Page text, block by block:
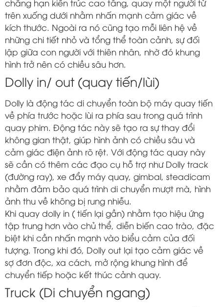
chẳng hạn kiến trúc cao tầng, quay một người từ
trên xuống dưới nhằm nhấn mạnh cảm giác về
kích thước. Ngoài ra nó cũng tạo mỗi liên hệ về
những chi tiết nhỏ và tổng thể toàn cảnh, sự đối
lập giữa con người với thiên nhân, nhờ đó khung
hình trở nên có chiều sâu hơn.
Dolly in/ out (quay tiến/lùi)
Dolly là động tác di chuyển toàn bộ máy quay tiến
về phía trước hoặc lùi ra phía sau trong quá trình
quay phim. Động tác này sẽ tạo ra sự thay đổi
không gian thật, giúp hình ảnh có chiều sâu và
cảm giác điện ảnh rõ rệt. Với động tác quay này
sẽ cần có thêm các đạo cụ hỗ trợ như Dolly track
(đường ray), xe đẩy máy quay, gimbal, steadicam
nhằm đảm bảo quá trình di chuyển mượt mà, hình
ảnh thu về không bị rung nhiễu.
Khi quay dolly in ( tiến lại gần) nhằm tạo hiệu ứng
tập trung hơn vào chủ thể, diễn biến cao trào, đặc
biệt khi cần nhấn mạnh vào biểu cảm của đối
tượng. Trong khi đó, Dolly out lại tạo cảm giác về
sợ đơn độc, xa cách, mở rộng khung hình để
chuyển tiếp hoặc kết thúc cảnh quay.
Truck (Di chuyển ngang)